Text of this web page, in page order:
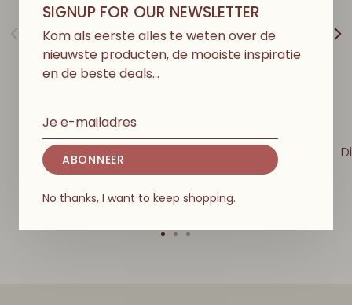
LOVE ME DECORATION
Dierenhoofd Gans -
Gilbert
€105,00
LOVE ME DECORATION
Dierenhoofd Circus
Olifant - Gele Hoed
SIGNUP FOR OUR NEWSLETTER
Kom als eerste alles te weten over de
nieuwste producten, de mooiste inspiratie
en de beste deals…
ABONNEER
No thanks, I want to keep shopping.